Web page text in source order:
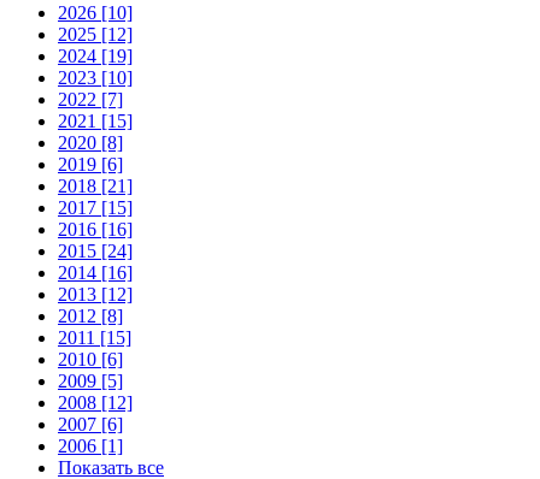
2026 [10]
2025 [12]
2024 [19]
2023 [10]
2022 [7]
2021 [15]
2020 [8]
2019 [6]
2018 [21]
2017 [15]
2016 [16]
2015 [24]
2014 [16]
2013 [12]
2012 [8]
2011 [15]
2010 [6]
2009 [5]
2008 [12]
2007 [6]
2006 [1]
Показать все